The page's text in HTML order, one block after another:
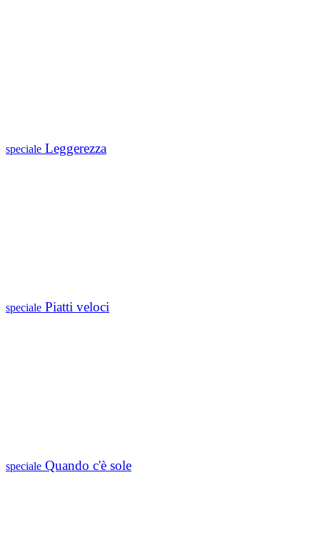
speciale Leggerezza
speciale Piatti veloci
speciale Quando c'è sole